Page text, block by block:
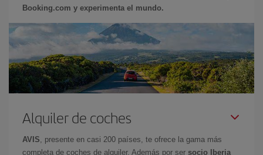
Booking.com y experimenta el mundo.
Alquiler de coches
AVIS , presente en casi 200 países, te ofrece la gama más
completa de coches de alquiler. Además por ser socio Iberia